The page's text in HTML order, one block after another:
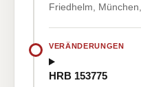
Friedhelm,
VERÄNDERUNGEN
HRB 153775